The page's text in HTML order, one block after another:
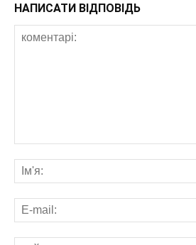
НАПИСАТИ ВІДПОВІДЬ